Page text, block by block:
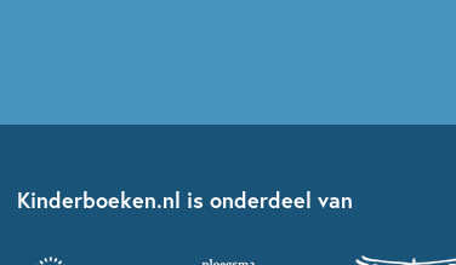
Kinderboeken.nl is onderdeel van